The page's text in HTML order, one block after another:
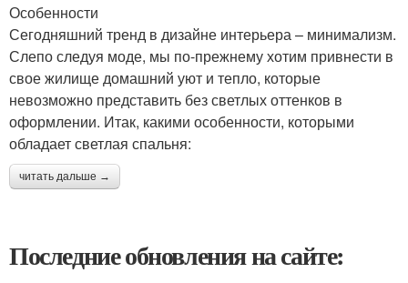
Особенности
Сегодняшний тренд в дизайне интерьера – минимализм.
Слепо следуя моде, мы по-прежнему хотим привнести в
свое жилище домашний уют и тепло, которые
невозможно представить без светлых оттенков в
оформлении. Итак, какими особенности, которыми
обладает светлая спальня:
читать дальше →
Последние обновления на сайте: